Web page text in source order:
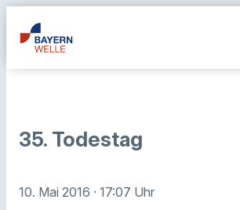
35. Todestag
10. Mai 2016 · 17:07 Uhr